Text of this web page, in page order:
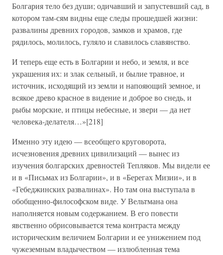
Болгария тело без души; одичавший и запустевший сад, в
котором там-сям видны еще следы прошедшей жизни:
развалины древних городов, замков и храмов, где
рядилось, молилось, гуляло и славилось славянство.
И теперь еще есть в Болгарии и небо, и земля, и все
украшения их: и злак сельный, и былие травное, и
источник, исходящий из земли и напояющий земное, и
всякое древо красное в видение и доброе во снедь, и
рыбы морские, и птицы небесные, и звери — да нет
человека-делателя…»[218]
Именно эту идею — всеобщего круговорота,
исчезновения древних цивилизаций — вынес из
изучения болгарских древностей Тепляков. Мы видели ее
и в «Письмах из Болгарии», и в «Берегах Мизии», и в
«Гебеджинских развалинах». Но там она выступала в
обобщенно-философском виде. У Вельтмана она
наполняется новым содержанием. В его повести
явственно обрисовывается тема контраста между
историческим величием Болгарии и ее унижением под
чужеземным владычеством — излюбленная тема